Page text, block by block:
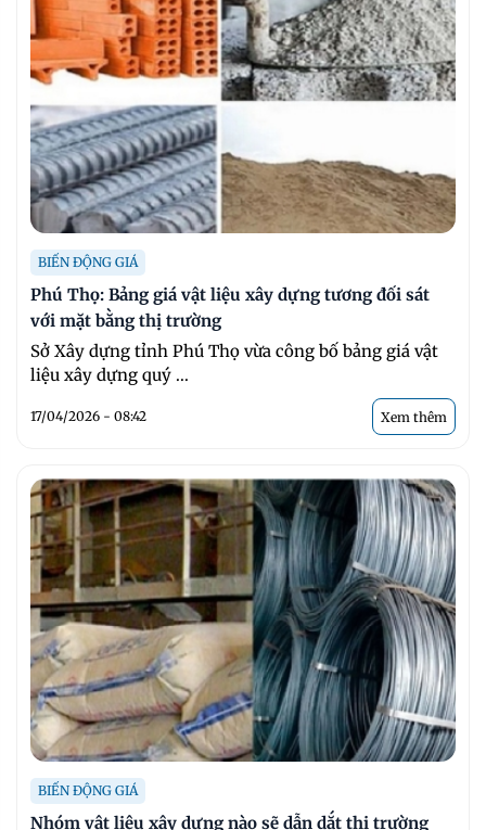
BIẾN ĐỘNG GIÁ
Phú Thọ: Bảng giá vật liệu xây dựng tương đối sát
với mặt bằng thị trường
Sở Xây dựng tỉnh Phú Thọ vừa công bố bảng giá vật
liệu xây dựng quý ...
17/04/2026 - 08:42 Xem thêm
BIẾN ĐỘNG GIÁ
Nhóm vật liệu xây dựng nào sẽ dẫn dắt thị trường